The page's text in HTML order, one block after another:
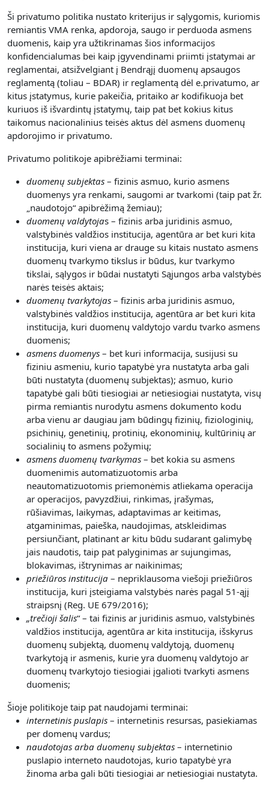
Ši privatumo politika nustato kriterijus ir sąlygomis, kuriomis
remiantis VMA renka, apdoroja, saugo ir perduoda asmens
duomenis, kaip yra užtikrinamas šios informacijos
konfidencialumas bei kaip įgyvendinami priimti įstatymai ar
reglamentai, atsižvelgiant į Bendrąjį duomenų apsaugos
reglamentą (toliau – BDAR) ir reglamentą dėl e.privatumo, ar
kitus įstatymus, kurie pakeičia, pritaiko ar kodifikuoja bet
kuriuos iš išvardintų įstatymų, taip pat bet kokius kitus
taikomus nacionalinius teisės aktus dėl asmens duomenų
apdorojimo ir privatumo.
Privatumo politikoje apibrėžiami terminai:
duomenų subjektas – fizinis asmuo, kurio asmens
duomenys yra renkami, saugomi ar tvarkomi (taip pat žr.
„naudotojo“ apibrėžimą žemiau);
duomenų valdytojas – fizinis arba juridinis asmuo,
valstybinės valdžios institucija, agentūra ar bet kuri kita
institucija, kuri viena ar drauge su kitais nustato asmens
duomenų tvarkymo tikslus ir būdus, kur tvarkymo
tikslai, sąlygos ir būdai nustatyti Sąjungos arba valstybės
narės teisės aktais;
duomenų tvarkytojas – fizinis arba juridinis asmuo,
valstybinės valdžios institucija, agentūra ar bet kuri kita
institucija, kuri duomenų valdytojo vardu tvarko asmens
duomenis;
asmens duomenys – bet kuri informacija, susijusi su
fiziniu asmeniu, kurio tapatybė yra nustatyta arba gali
būti nustatyta (duomenų subjektas); asmuo, kurio
tapatybė gali būti tiesiogiai ar netiesiogiai nustatyta, visų
pirma remiantis nurodytu asmens dokumento kodu
arba vienu ar daugiau jam būdingų fizinių, fiziologinių,
psichinių, genetinių, protinių, ekonominių, kultūrinių ar
socialinių to asmens požymių;
asmens duomenų tvarkymas – bet kokia su asmens
duomenimis automatizuotomis arba
neautomatizuotomis priemonėmis atliekama operacija
ar operacijos, pavyzdžiui, rinkimas, įrašymas,
rūšiavimas, laikymas, adaptavimas ar keitimas,
atgaminimas, paieška, naudojimas, atskleidimas
persiunčiant, platinant ar kitu būdu sudarant galimybę
jais naudotis, taip pat palyginimas ar sujungimas,
blokavimas, ištrynimas ar naikinimas;
priežiūros institucija – nepriklausoma viešoji priežiūros
institucija, kuri įsteigiama valstybės narės pagal 51-ąjį
straipsnį (Reg. UE 679/2016);
„trečioji šalis“ – tai fizinis ar juridinis asmuo, valstybinės
valdžios institucija, agentūra ar kita institucija, išskyrus
duomenų subjektą, duomenų valdytoją, duomenų
tvarkytoją ir asmenis, kurie yra duomenų valdytojo ar
duomenų tvarkytojo tiesiogiai įgalioti tvarkyti asmens
duomenis;
Šioje politikoje taip pat naudojami terminai:
internetinis puslapis – internetinis resursas, pasiekiamas
per domenų vardus;
naudotojas arba duomenų subjektas – internetinio
puslapio interneto naudotojas, kurio tapatybė yra
žinoma arba gali būti tiesiogiai ar netiesiogiai nustatyta.